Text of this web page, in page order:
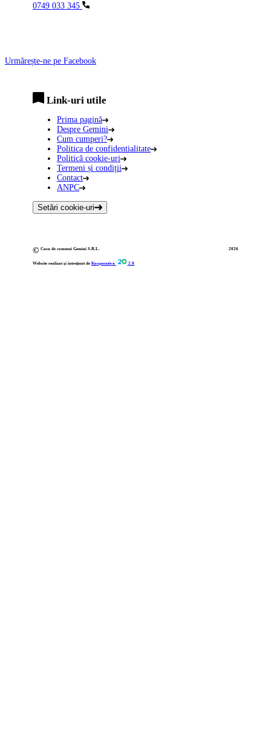
0749 033 345
Urmărește-ne pe Facebook
Link-uri utile
Prima pagină
Despre Gemini
Cum cumperi?
Politica de confidentialitate
Politică cookie-uri
Termeni și condiții
Contact
ANPC
Setări cookie-uri
© Casa de comenzi Gemini S.R.L. 2026
Website realizat și întreținut de Kooperativa 2.0